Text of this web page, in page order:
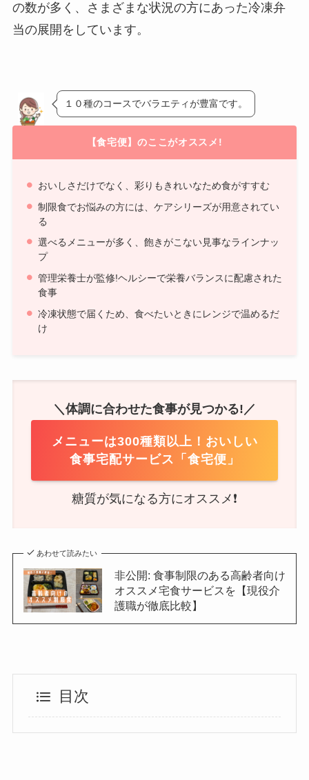
の数が多く、さまざまな状況の方にあった冷凍弁
当の展開をしています。
１０種のコースでバラエティが豊富です。
【食宅便】のここがオススメ!
おいしさだけでなく、彩りもきれいなため食がすすむ
制限食でお悩みの方には、ケアシリーズが用意されてい
る
選べるメニューが多く、飽きがこない見事なラインナッ
プ
管理栄養士が監修!ヘルシーで栄養バランスに配慮された
食事
冷凍状態で届くため、食べたいときにレンジで温めるだ
け
＼体調に合わせた食事が見つかる!／
メニューは300種類以上！おいしい
食事宅配サービス「食宅便」
糖質が気になる方にオススメ❗️
あわせて読みたい
非公開: 食事制限のある高齢者向け
オススメ宅食サービスを【現役介
護職が徹底比較】
目次